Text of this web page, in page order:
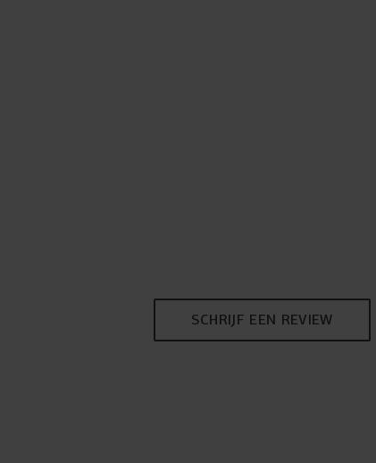
SCHRIJF EEN REVIEW